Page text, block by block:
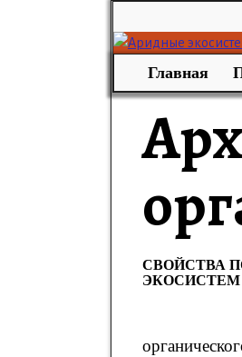
Главная
СВОЙСТВА
ЭКОСИСТЕМ